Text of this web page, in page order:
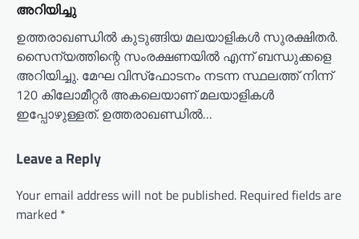
അറിയിച്ചു
ഉത്തരാഖണ്ഡില്‍ കുടുങ്ങിയ മലയാളികള്‍ സുരക്ഷിതര്‍.
സൈന്യത്തിന്റെ സംരക്ഷണയില്‍ എന്ന് ബന്ധുക്കളെ
അറിയിച്ചു. മേഘ വിസ്‌ഫോടനം നടന്ന സ്ഥലത്ത് നിന്ന്
120 കിലോമീറ്റര്‍ അകലെയാണ് മലയാളികള്‍
ഇപ്പോഴുള്ളത്. ഉത്തരാഖണ്ഡില്‍…
Leave a Reply
Your email address will not be published. Required fields are
marked *